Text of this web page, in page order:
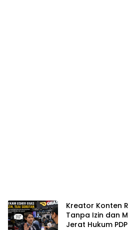
Kreator Konten
Tanpa Izin dan
Jerat Hukum